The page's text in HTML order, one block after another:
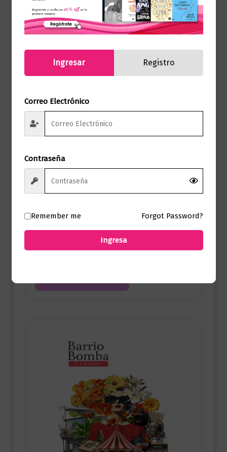
$55.000,00
Añadir al carrito
Mandalas simetrías
Ingresar Registro
Correo Electrónico
Contraseña
Remember me Forgot Password?
Ingresa